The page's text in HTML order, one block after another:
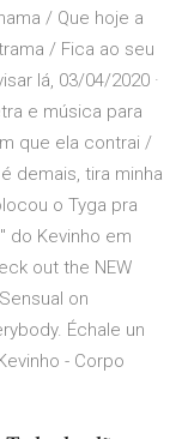
/ Que hoje a
/ Fica ao seu
lá, 03/04/2020 ·
e música para
que ela contrai /
demais, tira minha
o Tyga pra
do Kevinho em
out the NEW
on
Échale un
- Corpo